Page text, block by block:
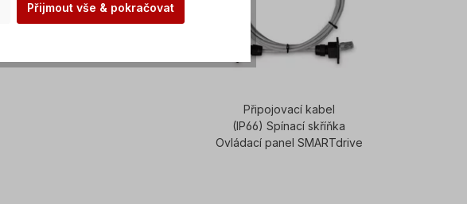
Připojovací kabel
(IP66) Spínací skříňka
Ovládací panel SMARTdrive
Přijmout vše & pokračovat